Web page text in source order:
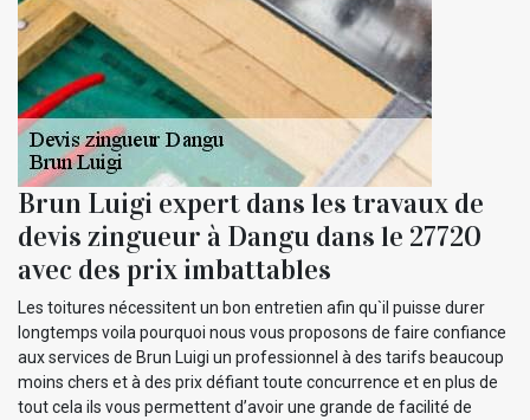
Brun Luigi expert dans les travaux de
devis zingueur à Dangu dans le 27720
avec des prix imbattables
Les toitures nécessitent un bon entretien afin qu`il puisse durer
longtemps voila pourquoi nous vous proposons de faire confiance
aux services de Brun Luigi un professionnel à des tarifs beaucoup
moins chers et à des prix défiant toute concurrence et en plus de
tout cela ils vous permettent d’avoir une grande de facilité de